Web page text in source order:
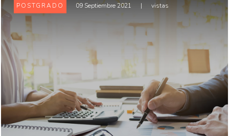
POSTGRADO 09 Septiembre 2021 | vistas